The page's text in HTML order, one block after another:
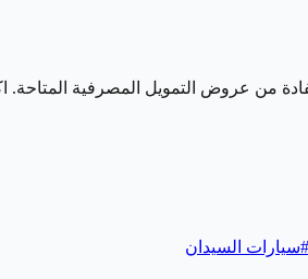
من عروض التمويل المصرفية
#سيارات السيدان